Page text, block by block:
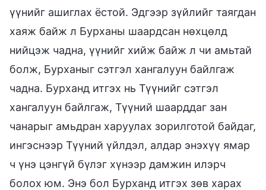
үүнийг ашиглах ёстой. Эдгээр зүйлийг таягдан
хаяж байж л Бурханы шаардсан нөхцөлд
нийцэж чадна, үүнийг хийж байж л чи амьтай
болж, Бурханыг сэтгэл хангалуун байлгаж
чадна. Бурханд итгэх нь Түүнийг сэтгэл
хангалуун байлгаж, Түүний шаарддаг зан
чанарыг амьдран харуулах зорилготой байдаг,
ингэснээр Түүний үйлдэл, алдар энэхүү ямар
ч үнэ цэнгүй бүлэг хүнээр дамжин илэрч
болох юм. Энэ бол Бурханд итгэх зөв харах